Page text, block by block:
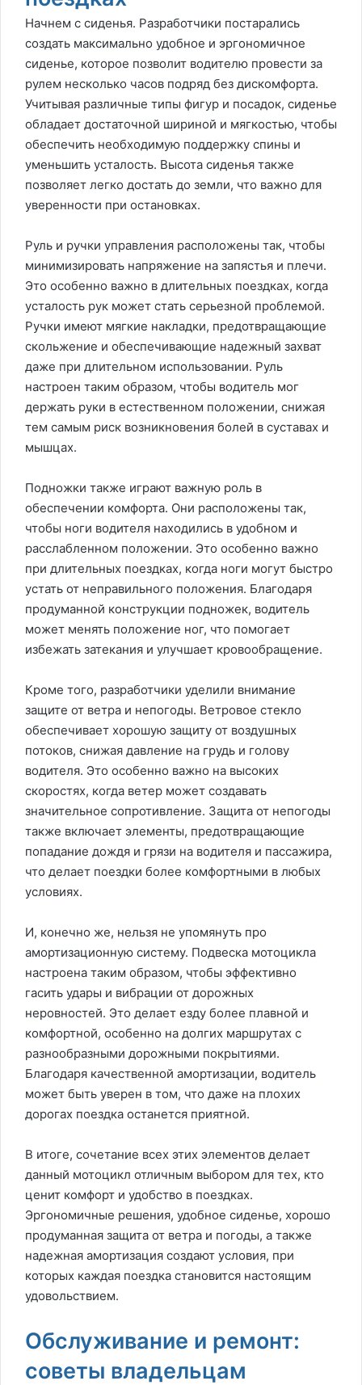
Начнем с сиденья. Разработчики постарались
создать максимально удобное и эргономичное
сиденье, которое позволит водителю провести за
рулем несколько часов подряд без дискомфорта.
Учитывая различные типы фигур и посадок, сиденье
обладает достаточной шириной и мягкостью, чтобы
обеспечить необходимую поддержку спины и
уменьшить усталость. Высота сиденья также
позволяет легко достать до земли, что важно для
уверенности при остановках.
Руль и ручки управления расположены так, чтобы
минимизировать напряжение на запястья и плечи.
Это особенно важно в длительных поездках, когда
усталость рук может стать серьезной проблемой.
Ручки имеют мягкие накладки, предотвращающие
скольжение и обеспечивающие надежный захват
даже при длительном использовании. Руль
настроен таким образом, чтобы водитель мог
держать руки в естественном положении, снижая
тем самым риск возникновения болей в суставах и
мышцах.
Подножки также играют важную роль в
обеспечении комфорта. Они расположены так,
чтобы ноги водителя находились в удобном и
расслабленном положении. Это особенно важно
при длительных поездках, когда ноги могут быстро
устать от неправильного положения. Благодаря
продуманной конструкции подножек, водитель
может менять положение ног, что помогает
избежать затекания и улучшает кровообращение.
Кроме того, разработчики уделили внимание
защите от ветра и непогоды. Ветровое стекло
обеспечивает хорошую защиту от воздушных
потоков, снижая давление на грудь и голову
водителя. Это особенно важно на высоких
скоростях, когда ветер может создавать
значительное сопротивление. Защита от непогоды
также включает элементы, предотвращающие
попадание дождя и грязи на водителя и пассажира,
что делает поездки более комфортными в любых
условиях.
И, конечно же, нельзя не упомянуть про
амортизационную систему. Подвеска мотоцикла
настроена таким образом, чтобы эффективно
гасить удары и вибрации от дорожных
неровностей. Это делает езду более плавной и
комфортной, особенно на долгих маршрутах с
разнообразными дорожными покрытиями.
Благодаря качественной амортизации, водитель
может быть уверен в том, что даже на плохих
дорогах поездка останется приятной.
В итоге, сочетание всех этих элементов делает
данный мотоцикл отличным выбором для тех, кто
ценит комфорт и удобство в поездках.
Эргономичные решения, удобное сиденье, хорошо
продуманная защита от ветра и погоды, а также
надежная амортизация создают условия, при
которых каждая поездка становится настоящим
удовольствием.
Обслуживание и ремонт:
советы владельцам